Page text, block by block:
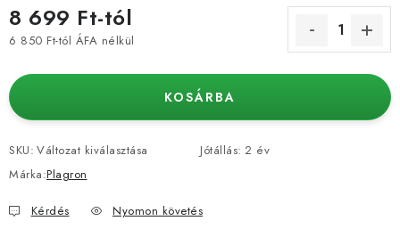
8 699 Ft-tól
6 850 Ft-tól ÁFA nélkül
KOSÁRBA
SKU: Változat kiválasztása
Márka:Plagron
Jótállás: 2 év
Kérdés Nyomon követés